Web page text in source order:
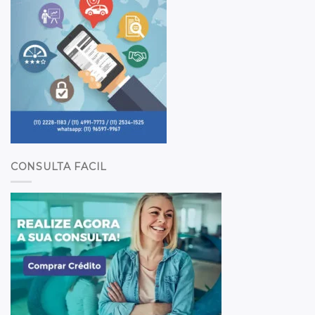
CONSULTA FACIL